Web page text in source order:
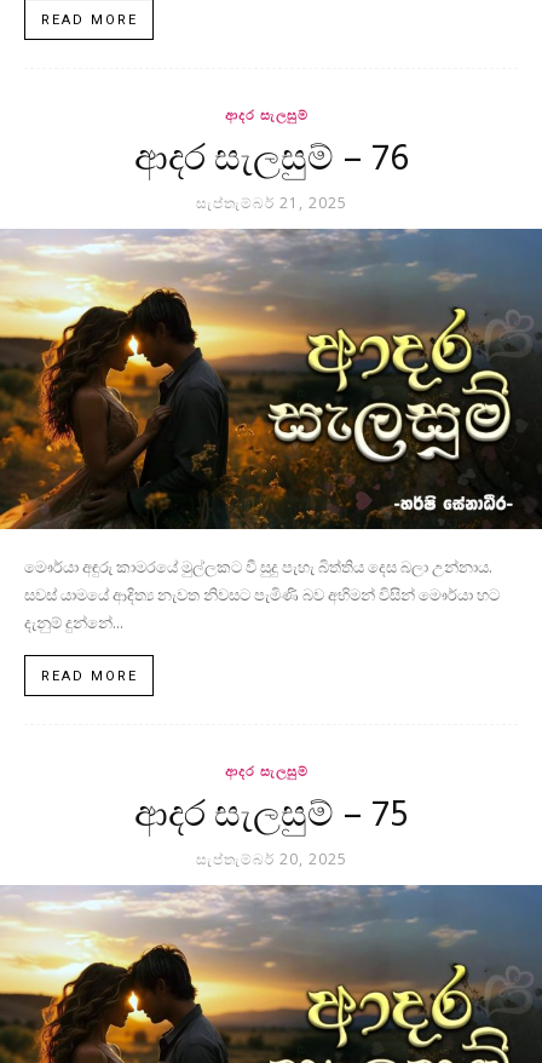
READ MORE
ආදර සැලසුම්
ආදර සැලසුම් – 76
සැප්තැම්බර් 21, 2025
මෞර්යා අඳුරු කාමරයේ මුල්ලකට වී සුදු පැහැ බිත්තිය දෙස බලා උන්නාය.
සවස් යාමයේ ආදිත්‍ය නැවත නිවසට පැමිණි බව අභිමන් විසින් මෞර්යා හට
දැනුම් දුන්නේ...
READ MORE
ආදර සැලසුම්
ආදර සැලසුම් – 75
සැප්තැම්බර් 20, 2025